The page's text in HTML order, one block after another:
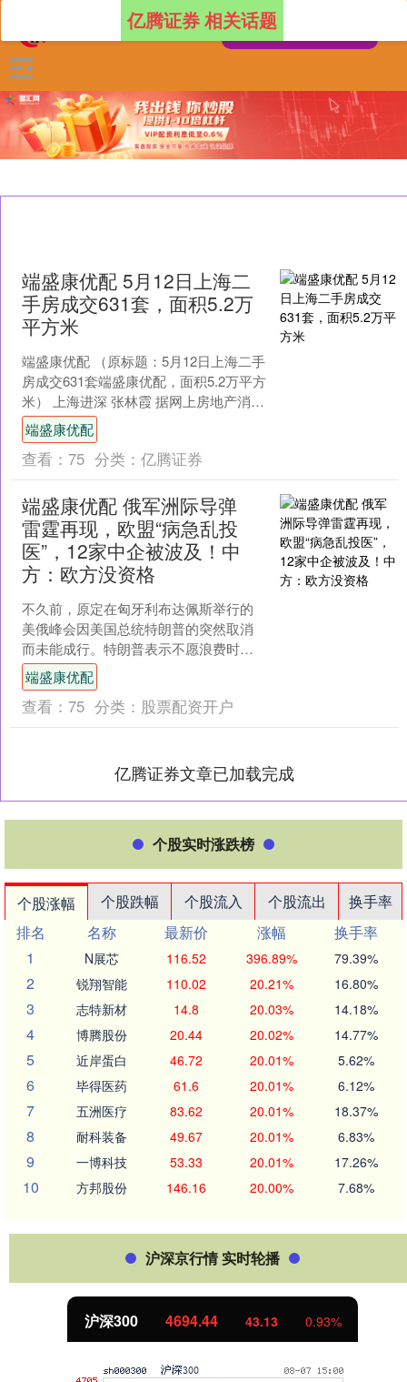
亿腾证券 相关话题
端盛康优配 5月12日上海二
手房成交631套，面积5.2万
平方米
端盛康优配 （原标题：5月12日上海二手
房成交631套端盛康优配，面积5.2万平方
米） 上海进深 张林霞 据网上房地产消
息，5月12日上海二手房成交631套，
成....
端盛康优配
查看： 75 分类： 亿腾证券
端盛康优配 俄军洲际导弹
雷霆再现，欧盟“病急乱投
医”，12家中企被波及！中
方：欧方没资格
不久前，原定在匈牙利布达佩斯举行的
美俄峰会因美国总统特朗普的突然取消
而未能成行。特朗普表示不愿浪费时间
与一个毫无意义的对话对象直接沟通，
这一决定不仅引起了全球的....
端盛康优配
查看： 75 分类： 股票配资开户
亿腾证券文章已加载完成
个股实时涨跌榜
个股涨幅 个股跌幅 个股流入 个股流出
换手率
排名
名称 最新价 涨幅
换手率
1
N展芯 116.52 396.89% 79.39%
2 锐翔智能 110.02 20.21% 16.80%
3 志特新材 14.8 20.03% 14.18%
4 博腾股份 20.44 20.02% 14.77%
5 近岸蛋白 46.72 20.01% 5.62%
6 毕得医药 61.6 20.01% 6.12%
7 五洲医疗 83.62 20.01% 18.37%
8 耐科装备 49.67 20.01% 6.83%
9 一博科技 53.33 20.01% 17.26%
10 方邦股份 146.16 20.00% 7.68%
沪深京行情 实时轮播
沪深300 4694.44 43.13 0.93%